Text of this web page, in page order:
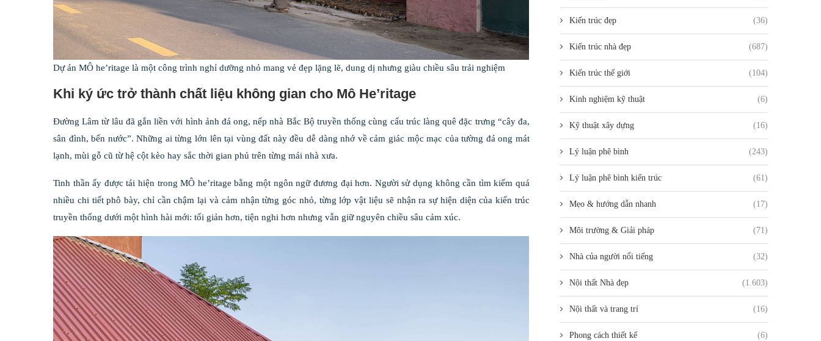
Dự án MÔ he’ritage là một công trình nghỉ dưỡng nhỏ mang vẻ đẹp lặng lẽ, dung dị nhưng giàu chiều sâu trải nghiệm
Khi ký ức trở thành chất liệu không gian cho Mô He’ritage
Đường Lâm từ lâu đã gắn liền với hình ảnh đá ong, nếp nhà Bắc Bộ truyền thống cùng cấu trúc làng quê đặc trưng “cây đa,
sân đình, bến nước”. Những ai từng lớn lên tại vùng đất này đều dễ dàng nhớ về cảm giác mộc mạc của tường đá ong mát
lạnh, mùi gỗ cũ từ hệ cột kèo hay sắc thời gian phủ trên từng mái nhà xưa.
Tinh thần ấy được tái hiện trong MÔ he’ritage bằng một ngôn ngữ đương đại hơn. Người sử dụng không cần tìm kiếm quá
nhiều chi tiết phô bày, chỉ cần chậm lại và cảm nhận từng góc nhỏ, từng lớp vật liệu sẽ nhận ra sự hiện diện của kiến trúc
truyền thống dưới một hình hài mới: tối giản hơn, tiện nghi hơn nhưng vẫn giữ nguyên chiều sâu cảm xúc.
Kiến trúc đẹp (36)
Kiến trúc nhà đẹp (687)
Kiến trúc thế giới (104)
Kinh nghiệm kỹ thuật (6)
Kỹ thuật xây dựng (16)
Lý luận phê bình (243)
Lý luận phê bình kiến trúc (61)
Mẹo & hướng dẫn nhanh (17)
Môi trường & Giải pháp (71)
Nhà của người nổi tiếng (32)
Nội thất Nhà đẹp (1.603)
Nội thất và trang trí (16)
Phong cách thiết kế (6)